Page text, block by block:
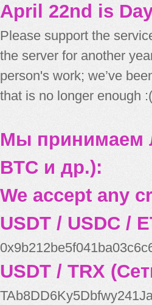
April 22nd is
Please support the
the server for another
person's work; we’ve
that is no longer enough :(
Мы принимаем
BTC и др.):
We accept any
USDT / USDC /
USDT / TRX